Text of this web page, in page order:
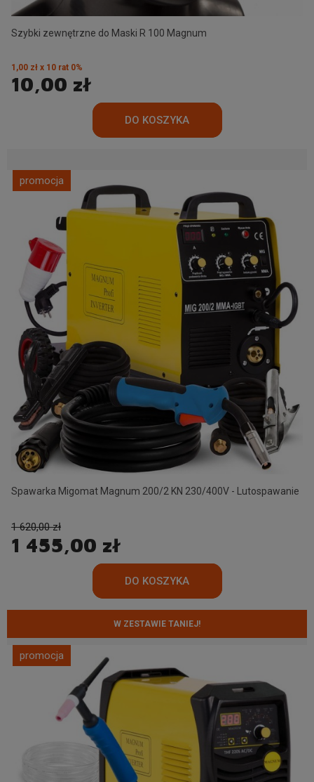
Szybki zewnętrzne do Maski R 100 Magnum
10,00 zł
1,00 zł x 10 rat 0%
Spawarka Migomat Magnum 200/2 KN 230/400V - Lutospawanie
1 455,00 zł
1 620,00 zł
promocja
W ZESTAWIE TANIEJ!
promocja